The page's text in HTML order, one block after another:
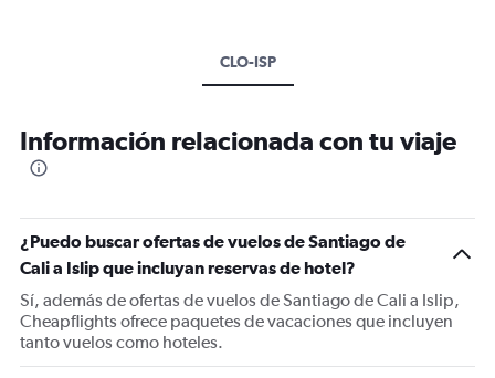
CLO-ISP
Información relacionada con tu viaje
¿Puedo buscar ofertas de vuelos de Santiago de
Cali a Islip que incluyan reservas de hotel?
Sí, además de ofertas de vuelos de Santiago de Cali a Islip,
Cheapflights ofrece paquetes de vacaciones que incluyen
tanto vuelos como hoteles.